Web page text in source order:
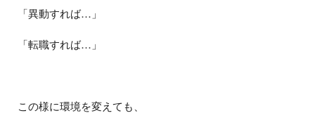
「異動すれば…」
「転職すれば…」
この様に環境を変えても、